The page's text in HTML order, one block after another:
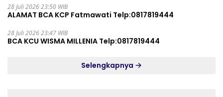
28 Juli 2026 23:50 WIB
ALAMAT BCA KCP Fatmawati Telp:0817819444
28 Juli 2026 23:47 WIB
BCA KCU WISMA MILLENIA Telp:0817819444
Selengkapnya